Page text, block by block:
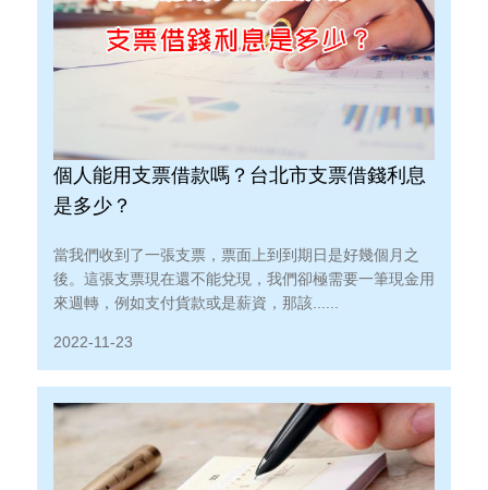
個人能用支票借款嗎？台北市支票借錢利息
是多少？
當我們收到了一張支票，票面上到到期日是好幾個月之
後。這張支票現在還不能兌現，我們卻極需要一筆現金用
來週轉，例如支付貨款或是薪資，那該......
2022-11-23